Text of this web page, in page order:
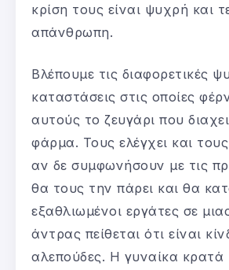
κρίση τους είναι ψυχρή και
απάνθρωπη.
Βλέπουμε τις διαφορετικές
καταστάσεις στις οποίες
αυτούς το ζευγάρι που
φάρμα. Τους ελέγχει και τους
αν δε συμφωνήσουν με τις
θα τους την πάρει και θα
εξαθλιωμένοι εργάτες σε
άντρας πείθεται ότι είναι
αλεπούδες. Η γυναίκα κρατά